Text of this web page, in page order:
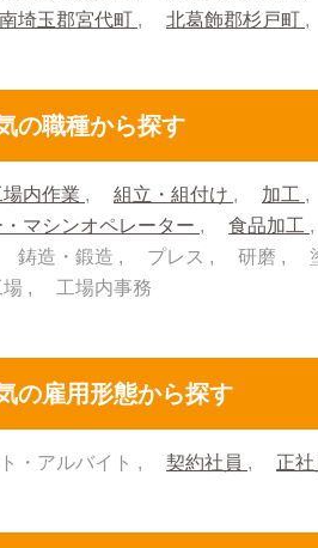
南埼玉郡宮代町 北葛飾郡杉戸町
の職種から探す
内作業 組立・組付け 加工
マシンオペレーター
食品加工
鋳造・鍛造 プレス 研磨
場
工場内事務
の雇用形態から探す
・アルバイト 契約社員 正社